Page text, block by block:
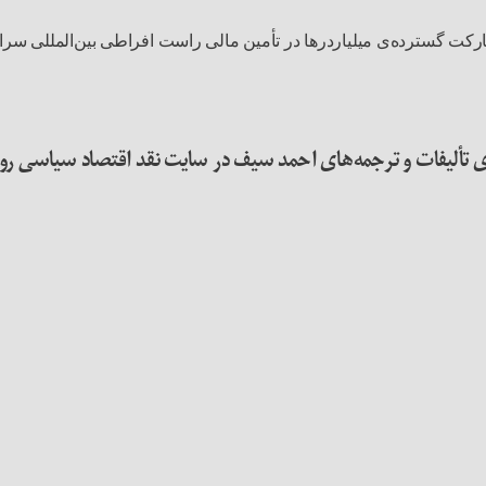
گسترده‌ی میلیاردرها در تأمین مالی راست افراطی بین‌المللی
و ترجمه‌های احمد سیف در سایت نقد اقتصاد سیاسی